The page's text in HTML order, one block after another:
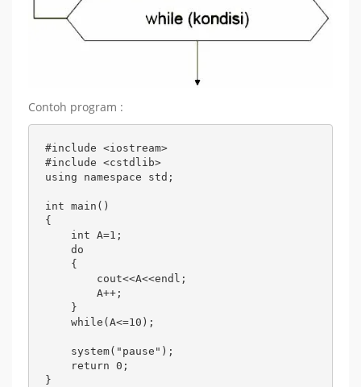
Contoh program :
#include <iostream>
#include <cstdlib>
using namespace std;
int main()
{
    int A=1;
    do
    {
        cout<<A<<endl;
        A++;
    }
    while(A<=10);
    system("pause");
    return 0;
}